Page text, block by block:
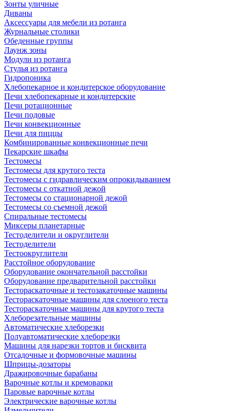
Зонты уличные
Диваны
Аксессуары для мебели из ротанга
Журнальные столики
Обеденные группы
Лаунж зоны
Модули из ротанга
Стулья из ротанга
Гидропоника
Хлебопекарное и кондитерское оборудование
Печи хлебопекарные и кондитерские
Печи ротационные
Печи подовые
Печи конвекционные
Печи для пиццы
Комбинированные конвекционные печи
Пекарские шкафы
Тестомесы
Тестомесы для крутого теста
Тестомесы с гидравлическим опрокидыванием
Тестомесы с откатной дежой
Тестомесы со стационарной дежой
Тестомесы со съемной дежой
Спиральные тестомесы
Миксеры планетарные
Тестоделители и округлители
Тестоделители
Тестоокруглители
Расстойное оборудование
Оборудование окончательной расстойки
Оборудование предварительной расстойки
Тестораскаточные и тестозакаточные машины
Тестораскаточные машины для слоеного теста
Тестораскаточные машины для крутого теста
Хлеборезательные машины
Автоматические хлеборезки
Полуавтоматические хлеборезки
Машины для нарезки тортов и бисквита
Отсадочные и формовочные машины
Шприцы-дозаторы
Дражировочные барабаны
Варочные котлы и кремоварки
Паровые варочные котлы
Электрические варочные котлы